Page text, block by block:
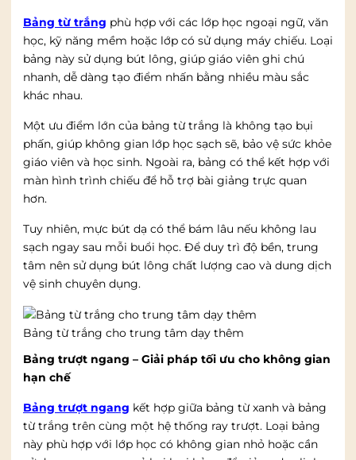
Bảng từ trắng phù hợp với các lớp học ngoại ngữ, văn
học, kỹ năng mềm hoặc lớp có sử dụng máy chiếu. Loại
bảng này sử dụng bút lông, giúp giáo viên ghi chú
nhanh, dễ dàng tạo điểm nhấn bằng nhiều màu sắc
khác nhau.
Một ưu điểm lớn của bảng từ trắng là không tạo bụi
phấn, giúp không gian lớp học sạch sẽ, bảo vệ sức khỏe
giáo viên và học sinh. Ngoài ra, bảng có thể kết hợp với
màn hình trình chiếu để hỗ trợ bài giảng trực quan
hơn.
Tuy nhiên, mực bút dạ có thể bám lâu nếu không lau
sạch ngay sau mỗi buổi học. Để duy trì độ bền, trung
tâm nên sử dụng bút lông chất lượng cao và dung dịch
vệ sinh chuyên dụng.
Bảng từ trắng cho trung tâm dạy thêm
Bảng trượt ngang – Giải pháp tối ưu cho không gian
hạn chế
Bảng trượt ngang kết hợp giữa bảng từ xanh và bảng
từ trắng trên cùng một hệ thống ray trượt. Loại bảng
này phù hợp với lớp học có không gian nhỏ hoặc cần